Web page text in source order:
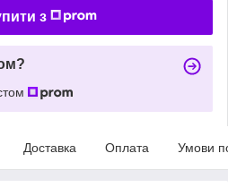
з
Доставка Оплата Умови